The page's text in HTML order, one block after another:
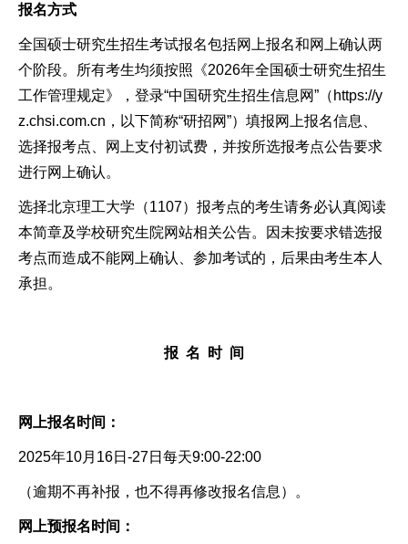
报名方式
全国硕士研究生招生考试报名包括网上报名和网上确认两
个阶段。所有考生均须按照《2026年全国硕士研究生招生
工作管理规定》，登录“中国研究生招生信息网”（https://y
z.chsi.com.cn，以下简称“研招网”）填报网上报名信息、
选择报考点、网上支付初试费，并按所选报考点公告要求
进行网上确认。
选择北京理工大学（1107）报考点的考生请务必认真阅读
本简章及学校研究生院网站相关公告。因未按要求错选报
考点而造成不能网上确认、参加考试的，后果由考生本人
承担。
报 名 时 间
网上报名时间：
2025年10月16日-27日每天9:00-22:00
（逾期不再补报，也不得再修改报名信息）。
网上预报名时间：